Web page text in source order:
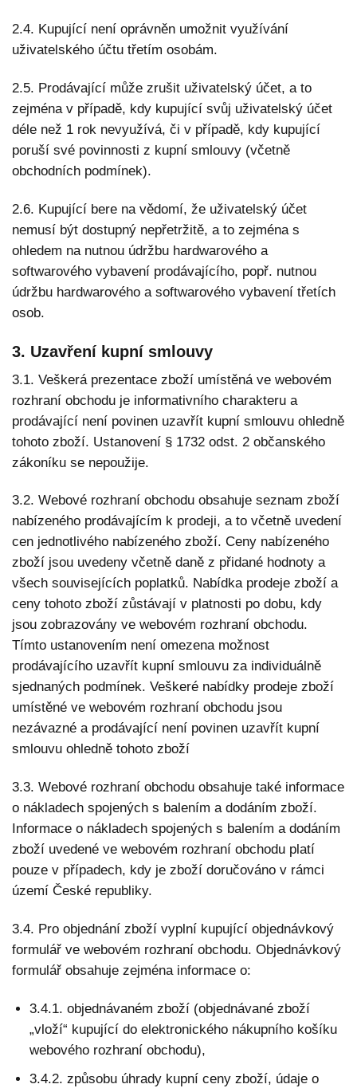
2.4. Kupující není oprávněn umožnit využívání
uživatelského účtu třetím osobám.
2.5. Prodávající může zrušit uživatelský účet, a to
zejména v případě, kdy kupující svůj uživatelský účet
déle než 1 rok nevyužívá, či v případě, kdy kupující
poruší své povinnosti z kupní smlouvy (včetně
obchodních podmínek).
2.6. Kupující bere na vědomí, že uživatelský účet
nemusí být dostupný nepřetržitě, a to zejména s
ohledem na nutnou údržbu hardwarového a
softwarového vybavení prodávajícího, popř. nutnou
údržbu hardwarového a softwarového vybavení třetích
osob.
3. Uzavření kupní smlouvy
3.1. Veškerá prezentace zboží umístěná ve webovém
rozhraní obchodu je informativního charakteru a
prodávající není povinen uzavřít kupní smlouvu ohledně
tohoto zboží. Ustanovení § 1732 odst. 2 občanského
zákoníku se nepoužije.
3.2. Webové rozhraní obchodu obsahuje seznam zboží
nabízeného prodávajícím k prodeji, a to včetně uvedení
cen jednotlivého nabízeného zboží. Ceny nabízeného
zboží jsou uvedeny včetně daně z přidané hodnoty a
všech souvisejících poplatků. Nabídka prodeje zboží a
ceny tohoto zboží zůstávají v platnosti po dobu, kdy
jsou zobrazovány ve webovém rozhraní obchodu.
Tímto ustanovením není omezena možnost
prodávajícího uzavřít kupní smlouvu za individuálně
sjednaných podmínek. Veškeré nabídky prodeje zboží
umístěné ve webovém rozhraní obchodu jsou
nezávazné a prodávající není povinen uzavřít kupní
smlouvu ohledně tohoto zboží
3.3. Webové rozhraní obchodu obsahuje také informace
o nákladech spojených s balením a dodáním zboží.
Informace o nákladech spojených s balením a dodáním
zboží uvedené ve webovém rozhraní obchodu platí
pouze v případech, kdy je zboží doručováno v rámci
území České republiky.
3.4. Pro objednání zboží vyplní kupující objednávkový
formulář ve webovém rozhraní obchodu. Objednávkový
formulář obsahuje zejména informace o:
3.4.1. objednávaném zboží (objednávané zboží
„vloží“ kupující do elektronického nákupního košíku
webového rozhraní obchodu),
3.4.2. způsobu úhrady kupní ceny zboží, údaje o